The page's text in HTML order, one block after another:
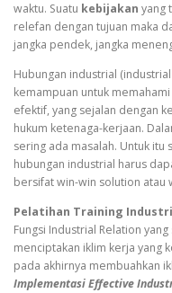
waktu. Suatu kebijakan yang
relefan dengan tujuan maka
jangka pendek, jangka
Hubungan industrial
kemampuan untuk
efektif, yang sejalan dengan
hukum ketenaga-kerjaan.
sering ada masalah. Untuk
hubungan industrial harus
bersifat win-win solution atau
Pelatihan Training
Fungsi Industrial Relation
menciptakan iklim kerja yang
pada akhirnya membuahkan
Implementasi Effective